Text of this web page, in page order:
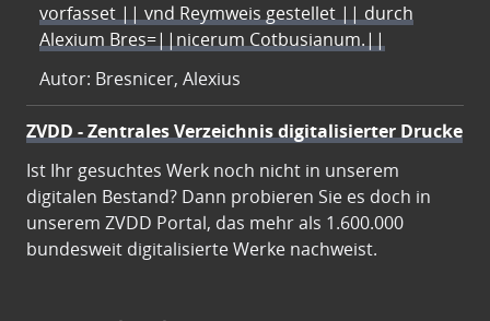
vorfasset || vnd Reymweis gestellet || durch
Alexium Bres=||nicerum Cotbusianum.||
Autor: Bresnicer, Alexius
ZVDD - Zentrales Verzeichnis digitalisierter Drucke
Ist Ihr gesuchtes Werk noch nicht in unserem
digitalen Bestand? Dann probieren Sie es doch in
unserem ZVDD Portal, das mehr als 1.600.000
bundesweit digitalisierte Werke nachweist.